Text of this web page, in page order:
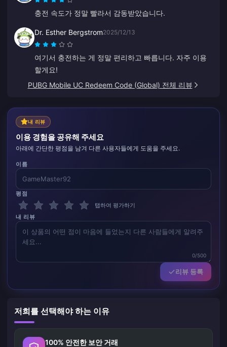
충전 속도가 정말 빨라서 감동받았습니다.
Dr. Esther Bergstrom2025/12/13
여기서 충전하는 게 정말 편리하고 빠릅니다. 자주 이용
할게요!
PUBG Mobile UC Redeem Code (Global) 전체 리뷰
내 리뷰
이용 경험을 공유해 주세요
아래에 간단한 평점을 남겨 다른 사용자들에게 도움을 주세요.
이름
평점
탭하여 평가하기
내 리뷰
0/500
리뷰 등록
저희를 선택해야 하는 이유
100% 안전한 보안 거래